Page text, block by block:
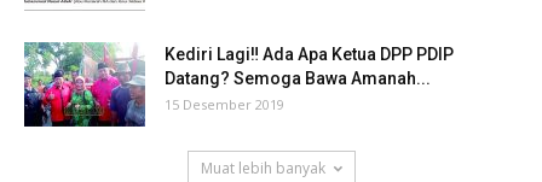
Kediri Lagi‼ Ada Apa Ketua DPP PDIP
Datang? Semoga Bawa Amanah...
15 Desember 2019
Muat lebih banyak